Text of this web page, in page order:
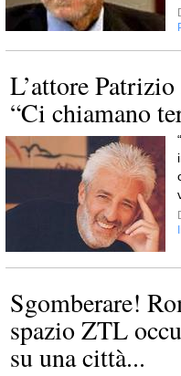
L’attore
“Ci chiamano
Sgomberare!
spazio ZTL
su una città...